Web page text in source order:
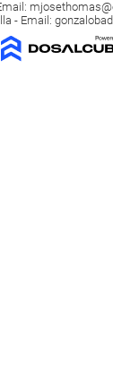
- Email: